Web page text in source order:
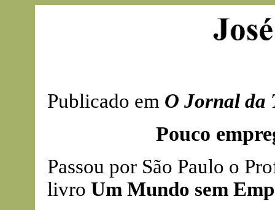
Publicado em O Jornal da
Pouco
Passou por São Paulo o
livro Um Mundo sem